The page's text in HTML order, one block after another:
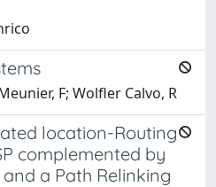
F; Wolfler Calvo, R
location-Routing
complemented by
a Path Relinking